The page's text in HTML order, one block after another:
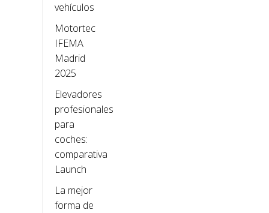
vehículos
Motortec
IFEMA
Madrid
2025
Elevadores
profesionales
para
coches:
comparativa
Launch
La mejor
forma de